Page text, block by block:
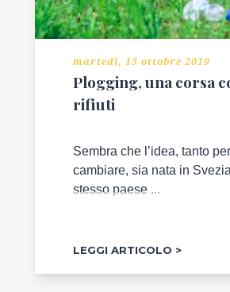
martedì, 15 ottobre 2019
Plogging, una corsa
rifiuti
Sembra che l’idea, tanto per
cambiare, sia nata in
stesso paese ...
LEGGI ARTICOLO